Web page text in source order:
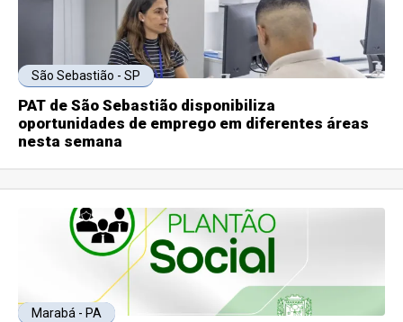
São Sebastião - SP
PAT de São Sebastião disponibiliza
oportunidades de emprego em diferentes áreas
nesta semana
Marabá - PA